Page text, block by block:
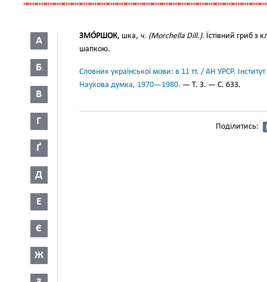
А
Б
В
Г
Ґ
Д
Е
Є
Ж
ЗМО́РШОК, шка, ч. (Morchella Dill.). Їстівний гриб з
шапкою.
Словник української мови: в 11 тт. / АН УРСР.
Наукова думка, 1970—1980. — Т. 3. — С. 633.
Поділитись: